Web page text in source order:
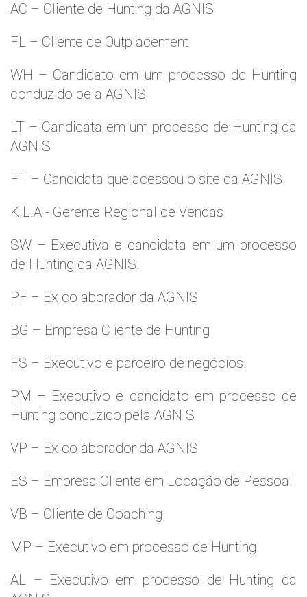
AC – Cliente de Hunting da AGNIS
FL – Cliente de Outplacement
WH – Candidato em um processo de Hunting
conduzido pela AGNIS
LT – Candidata em um processo de Hunting da
AGNIS
FT – Candidata que acessou o site da AGNIS
K.L.A - Gerente Regional de Vendas
SW – Executiva e candidata em um processo
de Hunting da AGNIS.
PF – Ex colaborador da AGNIS
BG – Empresa Cliente de Hunting
FS – Executivo e parceiro de negócios.
PM – Executivo e candidato em processo de
Hunting conduzido pela AGNIS
VP – Ex colaborador da AGNIS
ES – Empresa Cliente em Locação de Pessoal
VB – Cliente de Coaching
MP – Executivo em processo de Hunting
AL – Executivo em processo de Hunting da